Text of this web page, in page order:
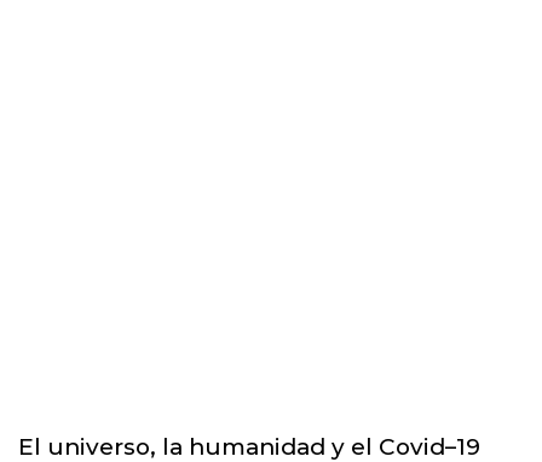
El universo, la humanidad y el Covid–19